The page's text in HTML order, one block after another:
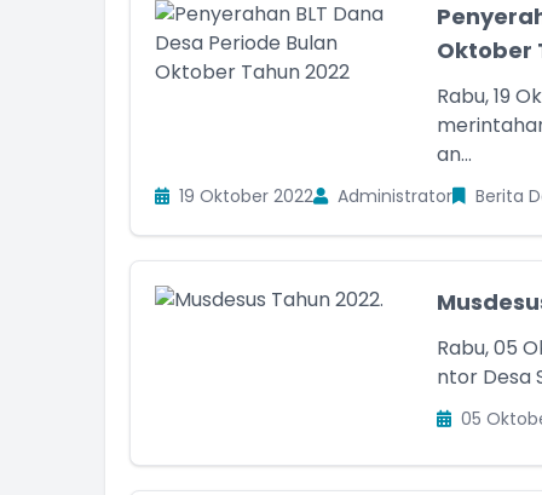
Oktober
Rabu, 19
an...
19 Oktober 2022 Administrator Berita
Rabu, 05
ntor Desa
05